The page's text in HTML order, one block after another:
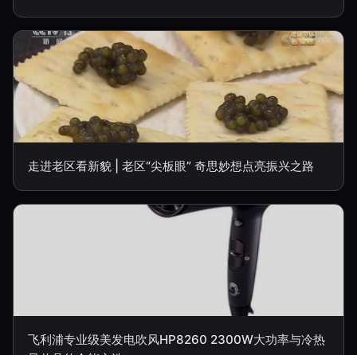
走进老区看新貌 | 老区“尖板眼” 奇思妙想点亮振兴之路
飞利浦专业级美发电吹风HP8260 2300W大功率与冷热